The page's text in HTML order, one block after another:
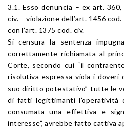
3.1. Esso denuncia – ex art.
civ. – violazione dell’art. 1456
con l’art. 1375 cod. civ.
Si censura la sentenza
correttamente richiamata al
Corte, secondo cui “il
risolutiva espressa viola i doveri
suo diritto potestativo” tutte le
di fatti legittimanti l’operatività
consumata una effettiva e
interesse”, avrebbe fatto cattiva